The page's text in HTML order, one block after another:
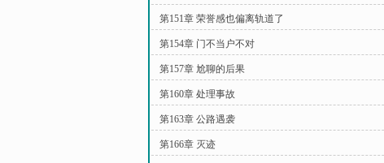
第151章 荣誉感也偏离轨道了
第154章 门不当户不对
第157章 尬聊的后果
第160章 处理事故
第163章 公路遇袭
第166章 灭迹